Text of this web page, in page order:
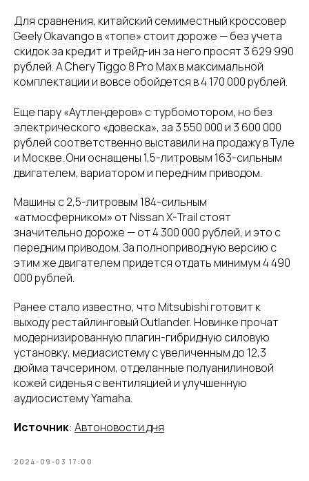
Для сравнения, китайский семиместный кроссовер
Geely Okavango в «топе» стоит дороже — без учета
скидок за кредит и трейд-ин за него просят 3 629 990
рублей. А Chery Tiggo 8 Pro Max в максимальной
комплектации и вовсе обойдется в 4 170 000 рублей.
Еще пару «Аутлендеров» с турбомотором, но без
электрического «довеска», за 3 550 000 и 3 600 000
рублей соответственно выставили на продажу в Туле
и Москве. Они оснащены 1,5-литровым 163-сильным
двигателем, вариатором и передним приводом.
Машины с 2,5-литровым 184-сильным
«атмосферником» от Nissan X-Trail стоят
значительно дороже — от 4 300 000 рублей, и это с
передним приводом. За полноприводную версию с
этим же двигателем придется отдать минимум 4 490
000 рублей.
Ранее стало известно, что Mitsubishi готовит к
выходу рестайлинговый Outlander. Новинке прочат
модернизированную плагин-гибридную силовую
установку, медиасистему с увеличенным до 12,3
дюйма тачсерином, отделанные полуанилиновой
кожей сиденья с вентиляцией и улучшенную
аудиосистему Yamaha.
Источник: Автоновости дня
2024-09-03 17:00